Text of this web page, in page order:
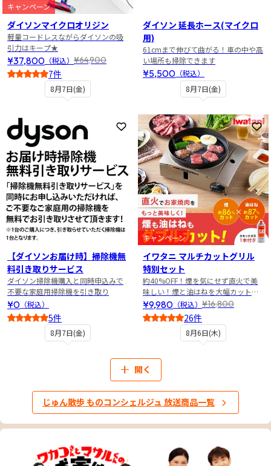
8月7日(金)
キャンペーン
ダイソンマイクロオリジン
軽量コードレスながらダイソンの吸
引力はキープ★
¥37,800 （税込） ¥64,900
7件
8月7日(金)
ダイソン 延長ホース(マイクロ
用)
61cmまで伸びて曲がる！車の中や高
い場所も掃除できます
¥5,500 （税込）
8月7日(金)
お気に入りに登録
【ダイソンお届け時】掃除機無
料引き取りサービス
ダイソン掃除機購入と同時申込みで
不要な家庭用掃除機を引き取り
¥0 （税込）
5件
8月6日(木)
お
キャンペーン
イワタニ マルチカットグリル
特別セット
約40%OFF！煙を気にせず直火で美
味しい！煙と油はねを大幅カットの
焼き肉グリル特別セット
¥9,980 （税込） ¥16,800
26件
開く
じゅん散歩 ものコンシェルジュ 放送商品一覧